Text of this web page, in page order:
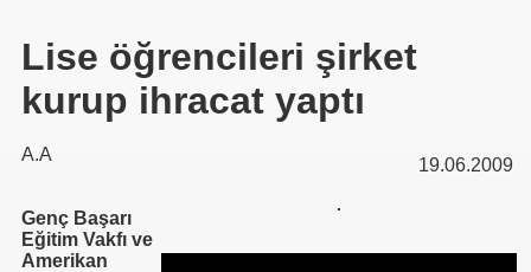
Lise öğrencileri şirket
kurup ihracat yaptı
A.A
19.06.2009
Genç Başarı
Eğitim Vakfı ve
Amerikan
-Engellenen Mühendis !!!